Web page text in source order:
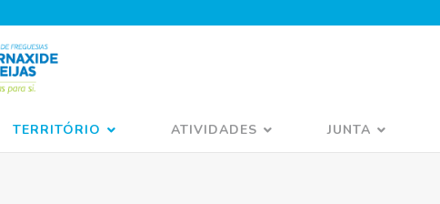
TERRITÓRIO ATIVIDADES JUNTA